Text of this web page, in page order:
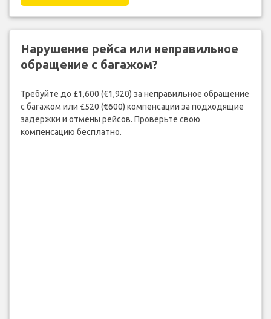
Нарушение рейса или неправильное
обращение с багажом?
Требуйте до £1,600 (€1,920) за неправильное обращение
с багажом или £520 (€600) компенсации за подходящие
задержки и отмены рейсов. Проверьте свою
компенсацию бесплатно.